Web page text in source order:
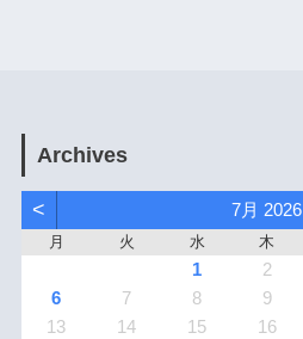
Archives
< 7月 2026
月 火 水 木
1 2
6
7 8 9
13
14 15 16